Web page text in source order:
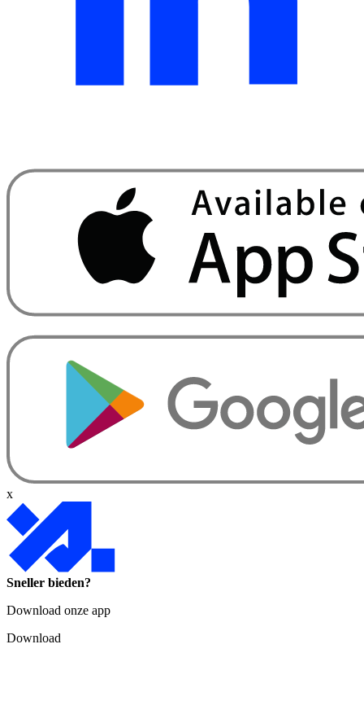
x
Sneller bieden?
Download onze app
Download